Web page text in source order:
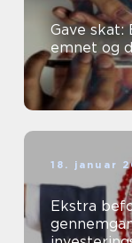
Gave skat:
emnet og
18. januar
Ekstra